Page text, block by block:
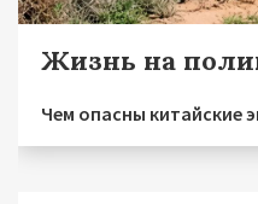
Жизнь на
Чем опасны китайские